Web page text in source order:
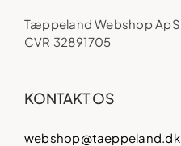
Tæppeland Webshop ApS
CVR 32891705
KONTAKT OS
webshop@taeppeland.dk